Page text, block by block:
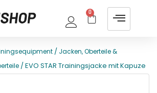
0
/ Jacken, Oberteile &
/ EVO STAR Trainingsjacke mit Kapuze